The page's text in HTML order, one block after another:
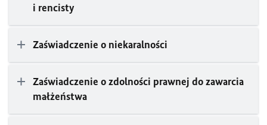
i rencisty
Zaświadczenie o niekaralności
Zaświadczenie o zdolności prawnej do zawarcia
małżeństwa